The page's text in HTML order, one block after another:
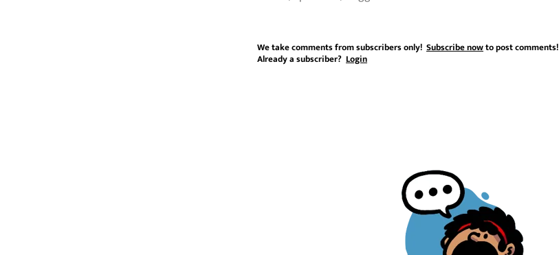
We take comments from subscribers only! Subscribe nowto post comments!
Already a subscriber? Login